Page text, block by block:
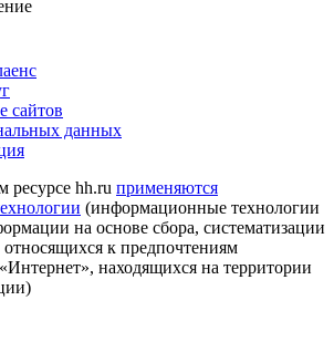
сайтов
данных
hh.ru применяются
(информационные технологии
на основе сбора, систематизации
относящихся к предпочтениям
находящихся на территории